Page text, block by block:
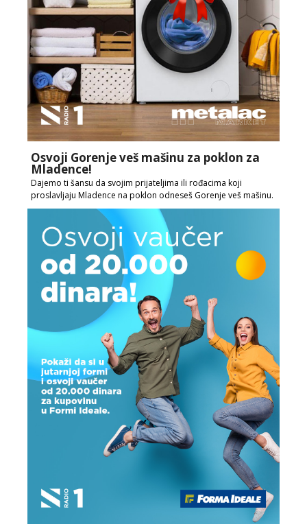
Osvoji Gorenje veš mašinu za poklon za
Mladence!
Dajemo ti šansu da svojim prijateljima ili rođacima koji
proslavljaju Mladence na poklon odneseš Gorenje veš mašinu.